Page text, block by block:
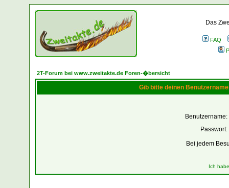
Das
FAQ
2T-Forum bei www.zweitakte.de Foren-�bersicht
Gib bitte deinen
Benutzername:
Passwort:
Bei jedem
Ich